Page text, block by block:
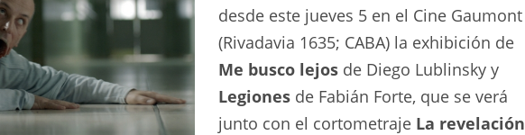
desde este jueves 5 en el Cine Gaumont
(Rivadavia 1635; CABA) la exhibición de
Me busco lejos de Diego Lublinsky y
Legiones de Fabián Forte, que se verá
junto con el cortometraje La revelación